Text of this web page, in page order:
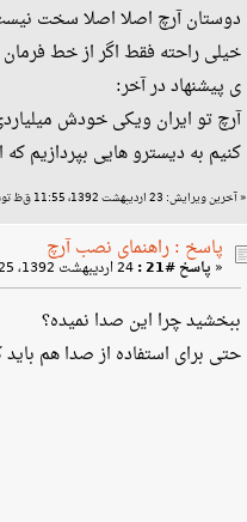
دوستان آرچ اصلا اصلا سخت
خیلی راحته فقط اگر از خط
ی پیشنهاد در آخر:
آرچ تو ایران ویکی خودش
کنیم به دیسترو هایی بپردازیم
«آخرین ویرایش: 23 اردیبهشت 1392، 11:55 ق‌ظ توسط سالار مقدم
پاسخ : راهنمای نصب آرچ
« پاسخ #21 :
ببخشید چرا این صدا نمیده؟
حتی برای استفاده از صدا هم باید